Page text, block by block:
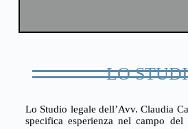
LO
Lo Studio legale dell’Avv. Claudia
specifica esperienza nel campo